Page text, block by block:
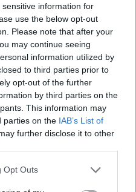
information for
use the below opt-out
Please note that after your
may continue seeing
information utilized by
to third parties prior to
opt-out of the further
by third parties on the
This information may
parties on the IAB’s List of
further disclose it to other
Opt Outs
metų pasiekimas -
rinkoje. 2024 m.
Vokietijos SGD terminalų
o nuo gegužės
terminalui teikia ir